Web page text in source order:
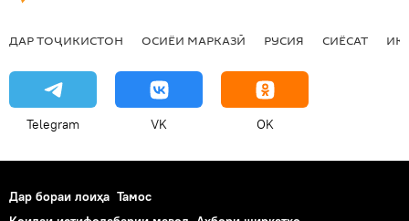
ДАР ТОҶИКИСТОН ОСИЁИ МАРКАЗӢ РУСИЯ СИЁСАТ
Telegram VK OK
Дар бораи лоиҳа Тамос